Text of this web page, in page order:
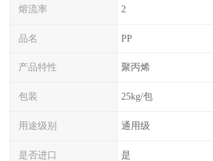
熔流率 2
品名 PP
产品特性 聚丙烯
包装 25kg/包
用途级别 通用级
是否进口 是